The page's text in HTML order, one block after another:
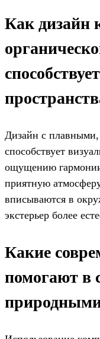
Как дизайн
Дизайн с
способствует
ощущению
приятную
вписываются в
экстерьер более
Какие
помогают в